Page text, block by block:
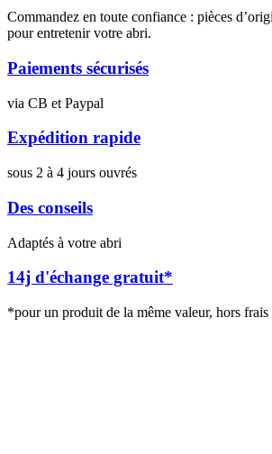
Commandez en toute confiance : pièces
pour entretenir votre abri.
Paiements sécurisés
via CB et Paypal
Expédition rapide
sous 2 à 4 jours ouvrés
Des conseils
Adaptés à votre abri
14j d'échange gratuit*
*pour un produit de la même valeur, hors frais